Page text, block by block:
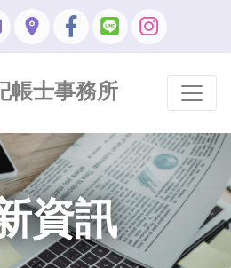
帳士事務所
資訊